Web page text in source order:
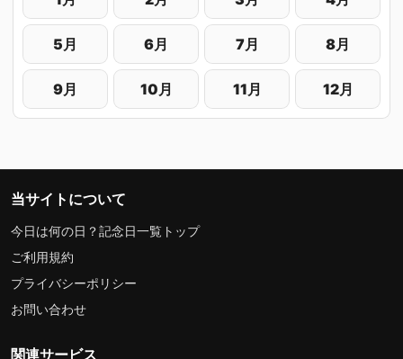
5月 6月 7月 8月
9月 10月 11月 12月
当サイトについて
今日は何の日？記念日一覧トップ
ご利用規約
プライバシーポリシー
お問い合わせ
関連サービス